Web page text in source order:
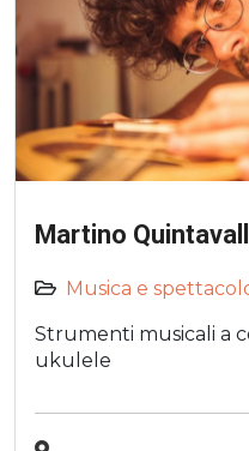
Martino
Musica e
Strumenti musicali a
ukulele